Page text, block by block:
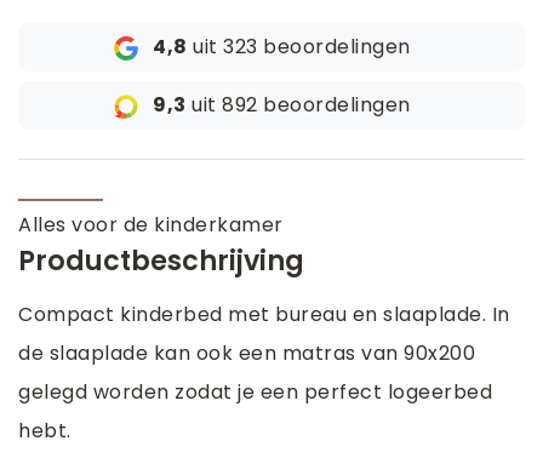
4,8 uit 323 beoordelingen
9,3 uit 892 beoordelingen
Alles voor de kinderkamer
Productbeschrijving
Compact kinderbed met bureau en slaaplade. In
de slaaplade kan ook een matras van 90x200
gelegd worden zodat je een perfect logeerbed
hebt.